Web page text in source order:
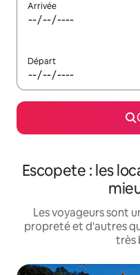
Arrivée
Départ
Escopete : les
Les voyageurs sont
propreté et d'autres
très